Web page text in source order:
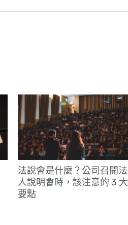
法說會是什麼？公司召開法
人說明會時，該注意的 3 大
要點